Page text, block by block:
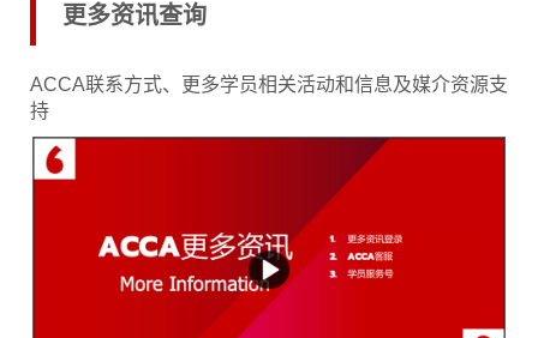
更多资讯查询
ACCA联系方式、更多学员相关活动和信息及媒介资源支
持